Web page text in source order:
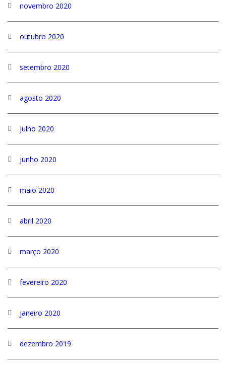
novembro 2020
outubro 2020
setembro 2020
agosto 2020
julho 2020
junho 2020
maio 2020
abril 2020
março 2020
fevereiro 2020
janeiro 2020
dezembro 2019